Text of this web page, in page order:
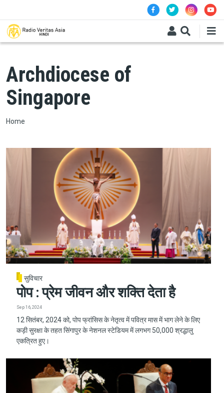
Archdiocese of
Singapore
Breadcrumb
Home
सुविचार
पोप : प्रेम जीवन और शक्ति देता है
Sep 16, 2024
12 सितंबर, 2024 को, पोप फ्रांसिस के नेतृत्व में पवित्र मास में भाग लेने के लिए
कड़ी सुरक्षा के तहत सिंगापुर के नेशनल स्टेडियम में लगभग 50,000 श्रद्धालु
एकत्रित हुए।